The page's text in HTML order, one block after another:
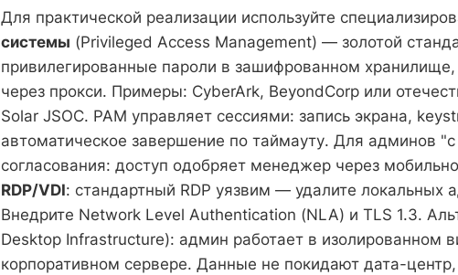
Для практической реализации используйте
системы (Privileged Access Management) — золотой
привилегированные пароли в зашифрованном
через прокси. Примеры: CyberArk, BeyondCorp или
Solar JSOC. PAM управляет сессиями: запись экрана,
автоматическое завершение по таймауту. Для админов
согласования: доступ одобряет менеджер через
RDP/VDI: стандартный RDP уязвим — удалите локальных
Внедрите Network Level Authentication (NLA) и TLS 1.3.
Desktop Infrastructure): админ работает в изолированном
корпоративном сервере. Данные не покидают дата-